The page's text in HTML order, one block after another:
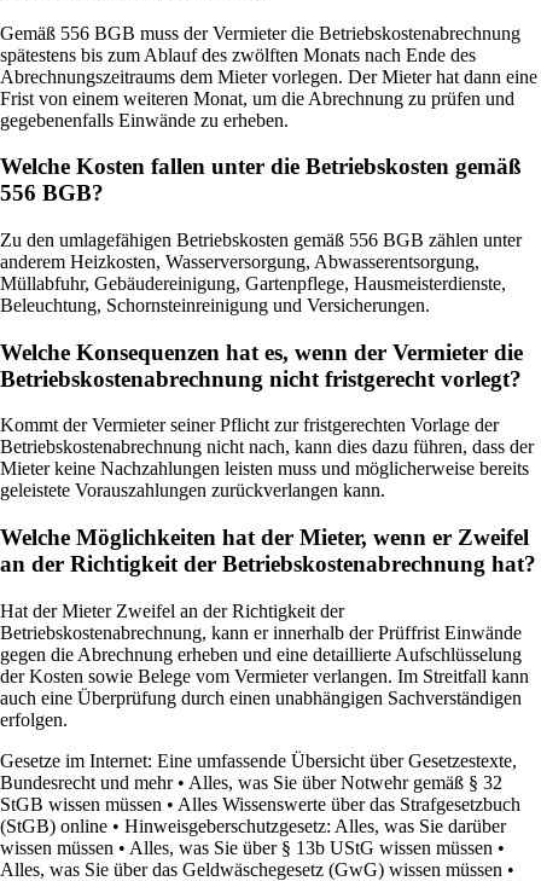
Gemäß 556 BGB muss der Vermieter die Betriebskostenabrechnung
spätestens bis zum Ablauf des zwölften Monats nach Ende des
Abrechnungszeitraums dem Mieter vorlegen. Der Mieter hat dann eine
Frist von einem weiteren Monat, um die Abrechnung zu prüfen und
gegebenenfalls Einwände zu erheben.
Welche Kosten fallen unter die Betriebskosten gemäß
556 BGB?
Zu den umlagefähigen Betriebskosten gemäß 556 BGB zählen unter
anderem Heizkosten, Wasserversorgung, Abwasserentsorgung,
Müllabfuhr, Gebäudereinigung, Gartenpflege, Hausmeisterdienste,
Beleuchtung, Schornsteinreinigung und Versicherungen.
Welche Konsequenzen hat es, wenn der Vermieter die
Betriebskostenabrechnung nicht fristgerecht vorlegt?
Kommt der Vermieter seiner Pflicht zur fristgerechten Vorlage der
Betriebskostenabrechnung nicht nach, kann dies dazu führen, dass der
Mieter keine Nachzahlungen leisten muss und möglicherweise bereits
geleistete Vorauszahlungen zurückverlangen kann.
Welche Möglichkeiten hat der Mieter, wenn er Zweifel
an der Richtigkeit der Betriebskostenabrechnung hat?
Hat der Mieter Zweifel an der Richtigkeit der
Betriebskostenabrechnung, kann er innerhalb der Prüffrist Einwände
gegen die Abrechnung erheben und eine detaillierte Aufschlüsselung
der Kosten sowie Belege vom Vermieter verlangen. Im Streitfall kann
auch eine Überprüfung durch einen unabhängigen Sachverständigen
erfolgen.
Gesetze im Internet: Eine umfassende Übersicht über Gesetzestexte,
Bundesrecht und mehr• Alles, was Sie über Notwehr gemäß § 32
StGB wissen müssen • Alles Wissenswerte über das Strafgesetzbuch
(StGB) online • Hinweisgeberschutzgesetz: Alles, was Sie darüber
wissen müssen • Alles, was Sie über § 13b UStG wissen müssen •
Alles, was Sie über das Geldwäschegesetz (GwG) wissen müssen •